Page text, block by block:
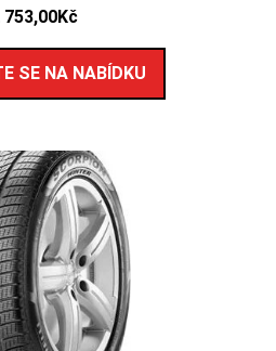
753,00Kč
SE NA NABÍDKU